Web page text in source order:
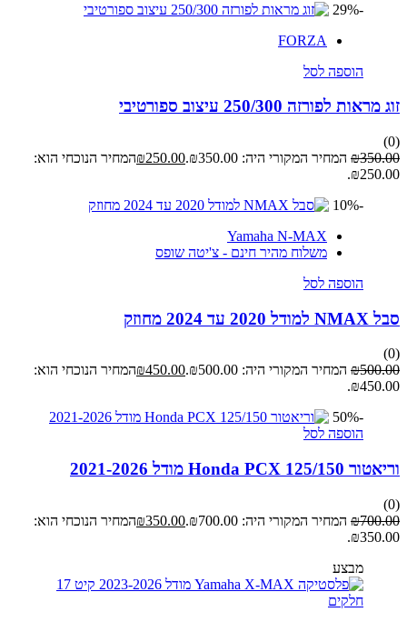
-29%
FORZA
הוספה לסל
זוג מראות לפורזה 250/300 עיצוב ספורטיבי
(0)
₪350.00 המחיר המקורי היה: ₪350.00. ₪250.00
המחיר הנוכחי הוא:
₪250.00.
-10%
Yamaha N-MAX
משלוח מהיר חינם - צ'יטה שופס
הוספה לסל
סבל NMAX למודל 2020 עד 2024 מחוזק
(0)
₪500.00 המחיר המקורי היה: ₪500.00. ₪450.00
המחיר הנוכחי הוא:
₪450.00.
-50%
הוספה לסל
וריאטור Honda PCX 125/150 מודל 2021-2026
(0)
₪700.00 המחיר המקורי היה: ₪700.00. ₪350.00
המחיר הנוכחי הוא:
₪350.00.
מבצע